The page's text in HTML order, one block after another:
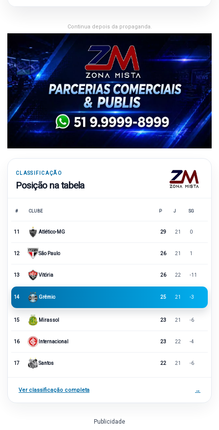
Continua depois da propaganda.
CLASSIFICAÇÃO
Posição na tabela
# CLUBE P J SG
11 Atlético-MG 29 21 0
12 São Paulo 26 21 1
13 Vitória 26 22 -11
14 Grêmio 25 21 -3
15 Mirassol 23 21 -6
16 Internacional 23 22 -4
17 Santos 22 21 -6
Ver classificação completa →
Publicidade